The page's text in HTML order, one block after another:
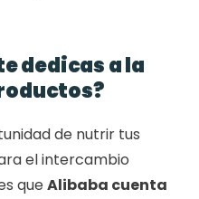
dedicas a la
de nutrir tus
el intercambio
que Alibaba cuenta